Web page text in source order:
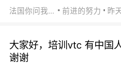
法国你问我答 前进的努力 昨
大家好，培训vtc 有中国
谢谢